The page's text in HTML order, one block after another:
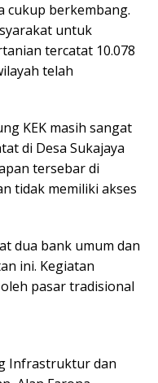
cukup berkembang.
untuk
tercatat 10.078
telah
KEK masih sangat
di Desa Sukajaya
tersebar di
tidak memiliki akses
dua bank umum dan
ini. Kegiatan
pasar tradisional
Infrastruktur dan